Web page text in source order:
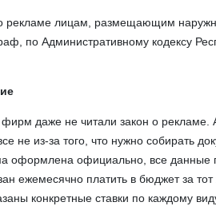
рекламе лицам, размещающим
по Административному кодексу
даже не читали закон о рекламе.
не из-за того, что нужно собирать
оформлена официально, все данные
ежемесячно платить в бюджет за
конкретные ставки по каждому